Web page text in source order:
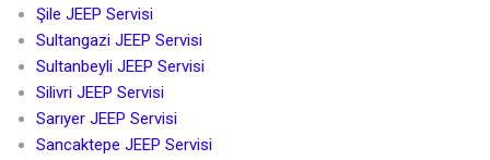
Şile JEEP Servisi
Sultangazi JEEP Servisi
Sultanbeyli JEEP Servisi
Silivri JEEP Servisi
Sarıyer JEEP Servisi
Sancaktepe JEEP Servisi